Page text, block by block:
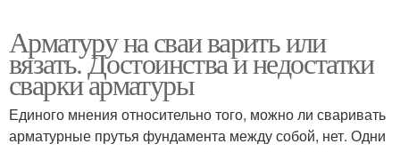
Арматуру на сваи варить или
вязать. Достоинства и недостатки
сварки арматуры
Единого мнения относительно того, можно ли сваривать
арматурные прутья фундамента между собой, нет. Одни